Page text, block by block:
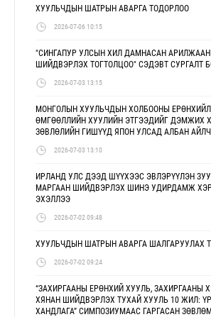
ХУУЛЬЧДЫН ШАТРЫН АВАРГА ТОДОРЛОО
2026-07-06 10:15
"СИНГАПУР УЛСЫН ХИЛ ДАМНАСАН
ШИЙДВЭРЛЭХ ТОГТОЛЦОО" СЭДЭВТ СУРГАЛТ
2026-07-03 13:15
МОНГОЛЫН ХУУЛЬЧДЫН ХОЛБООНЫ
ӨМГӨӨЛЛИЙН ХУУЛИЙН ЭТГЭЭДИЙГ ДЭМЖИХ
ЗӨВЛӨЛИЙН ГИШҮҮД ЯПОН УЛСАД АЛБАН
2026-07-03 13:10
ИРЛАНД УЛС ДЭЭД ШҮҮХЭЭС ЭВЛЭРҮҮЛЭН
МАРГААН ШИЙДВЭРЛЭХ ШИНЭ УДИРДАМЖ
ЭХЭЛЛЭЭ
2026-07-02 09:48
ХУУЛЬЧДЫН ШАТРЫН АВАРГА ШАЛГАРУУЛАХ
2026-07-02 09:24
“ЗАХИРГААНЫ ЕРӨНХИЙ ХУУЛЬ, ЗАХИРГААНЫ
ХЯНАН ШИЙДВЭРЛЭХ ТУХАЙ ХУУЛЬ 10 ЖИЛ:
ХАНДЛАГА” СИМПОЗИУМААС ГАРГАСАН